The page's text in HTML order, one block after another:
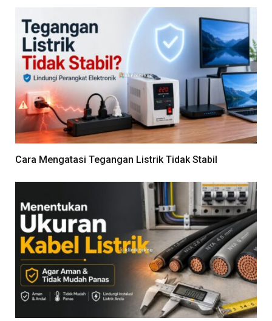
Cara Mengatasi Tegangan Listrik Tidak Stabil